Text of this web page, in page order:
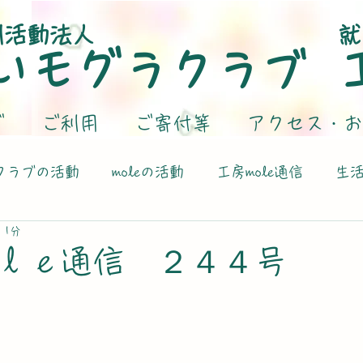
動法人
モグラクラブ
ご利用 ご寄付等 アクセス・
ラブの活動 moleの活動 工房mole通信 生
ｅ通信 ２４４号
1分